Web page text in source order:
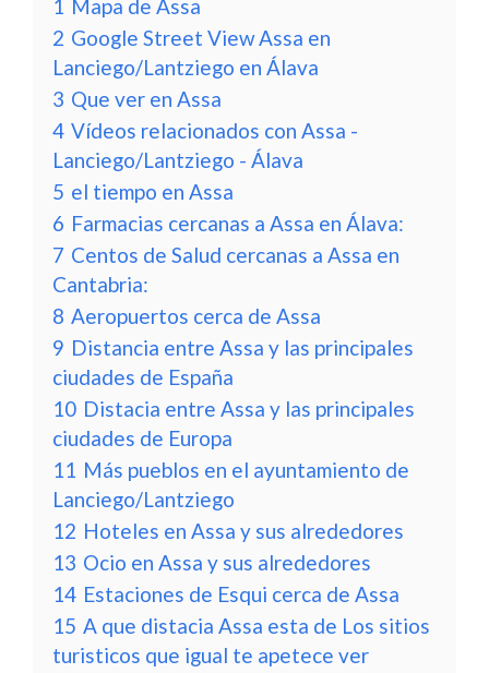
1 Mapa de Assa
2 Google Street View Assa en
Lanciego/Lantziego en Álava
3 Que ver en Assa
4 Vídeos relacionados con Assa -
Lanciego/Lantziego - Álava
5 el tiempo en Assa
6 Farmacias cercanas a Assa en Álava:
7 Centos de Salud cercanas a Assa en
Cantabria:
8 Aeropuertos cerca de Assa
9 Distancia entre Assa y las principales
ciudades de España
10 Distacia entre Assa y las principales
ciudades de Europa
11 Más pueblos en el ayuntamiento de
Lanciego/Lantziego
12 Hoteles en Assa y sus alrededores
13 Ocio en Assa y sus alrededores
14 Estaciones de Esqui cerca de Assa
15 A que distacia Assa esta de Los sitios
turisticos que igual te apetece ver